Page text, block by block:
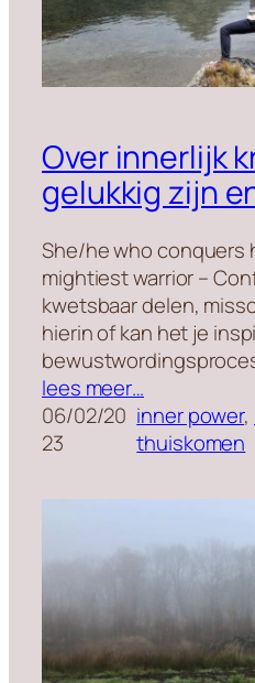
Over innerlijk
gelukkig zijn
She/he who conquers
mightiest warrior –
kwetsbaar delen,
hierin of kan het je
lees meer…
06/02/20
23
inner power,
thuiskomen